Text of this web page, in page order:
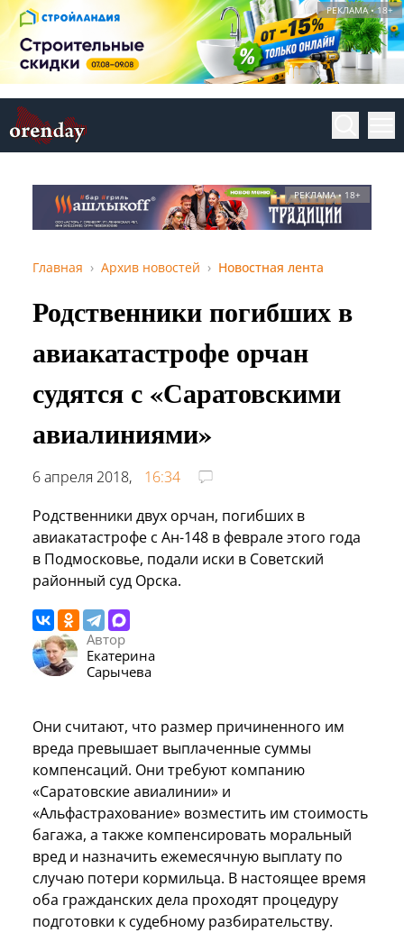
РЕКЛАМА • 18+
РЕКЛАМА • 18+
Главная Архив новостей Новостная лента
Родственники погибших в
авиакатастрофе орчан
судятся с «Саратовскими
авиалиниями»
6 апреля 2018,
16:34
Родственники двух орчан, погибших в
авиакатастрофе с Ан-148 в феврале этого года
в Подмосковье, подали иски в Советский
районный суд Орска.
Автор
Екатерина
Сарычева
Они считают, что размер причиненного им
вреда превышает выплаченные суммы
компенсаций. Они требуют компанию
«Саратовские авиалинии» и
«Альфастрахование» возместить им стоимость
багажа, а также компенсировать моральный
вред и назначить ежемесячную выплату по
случаю потери кормильца. В настоящее время
оба гражданских дела проходят процедуру
подготовки к судебному разбирательству.